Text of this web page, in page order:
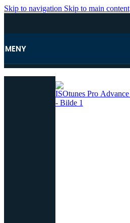
Skip to navigation Skip to main content
MENY
Hjem/